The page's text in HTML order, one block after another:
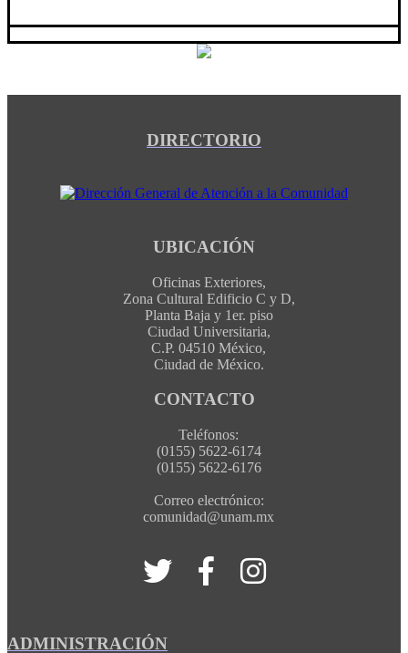
DIRECTORIO
UBICACIÓN
Oficinas Exteriores,
Zona Cultural Edificio C y D,
Planta Baja y 1er. piso
Ciudad Universitaria,
C.P. 04510 México,
Ciudad de México.
CONTACTO
Teléfonos:
(0155) 5622-6174
(0155) 5622-6176
Correo electrónico:
comunidad@unam.mx
ADMINISTRACIÓN